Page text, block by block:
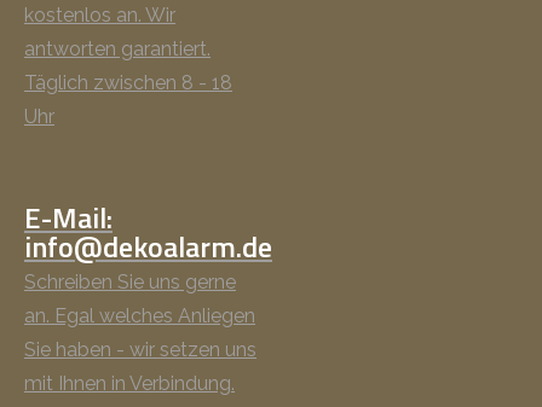
kostenlos an. Wir
antworten garantiert.
Täglich zwischen 8 - 18
Uhr
E-Mail:
info@dekoalarm.de
Schreiben Sie uns gerne
an. Egal welches Anliegen
Sie haben - wir setzen uns
mit Ihnen in Verbindung.